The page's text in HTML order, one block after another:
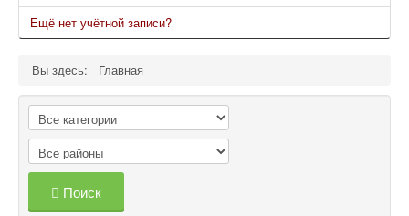
Ещё нет учётной записи?
Вы здесь: Главная
Поиск